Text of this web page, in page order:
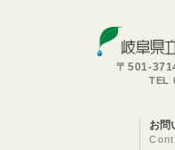
〒501-
TEL
お問